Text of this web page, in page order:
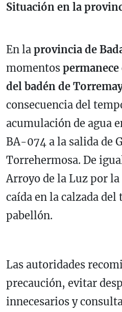
Situación en la
En la provincia de
momentos
del badén de
consecuencia del
acumulación de agua
BA-074 a la salida de
Torrehermosa. De
Arroyo de la Luz por
caída en la calzada del
pabellón.
Las autoridades
precaución, evitar
innecesarios y